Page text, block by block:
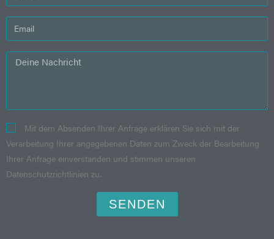
Mit dem Absenden Ihrer Anfrage erklären Sie sich mit der
Verarbeitung Ihrer angegebenen Daten zum Zweck der Bearbeitung
Ihrer Anfrage einverstanden und stimmen unseren
Datenschutzrichtlinien zu.
SENDEN